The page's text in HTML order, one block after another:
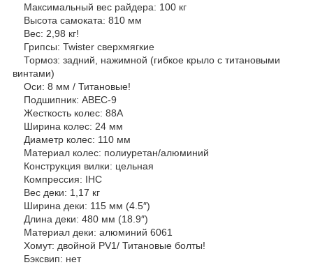
Максимальный вес райдера: 100 кг
Высота самоката: 810 мм
Вес: 2,98 кг!
Грипсы: Twister сверхмягкие
Тормоз: задний, нажимной (гибкое крыло с титановыми
винтами)
Оси: 8 мм / Титановые!
Подшипник: ABEC-9
Жесткость колес: 88A
Ширина колес: 24 мм
Диаметр колес: 110 мм
Материал колес: полиуретан/алюминий
Конструкция вилки: цельная
Компрессия: IHС
Вес деки: 1,17 кг
Ширина деки: 115 мм (4.5″)
Длина деки: 480 мм (18.9″)
Материал деки: алюминий 6061
Хомут: двойной PV1/ Титановые болты!
Бэксвип: нет